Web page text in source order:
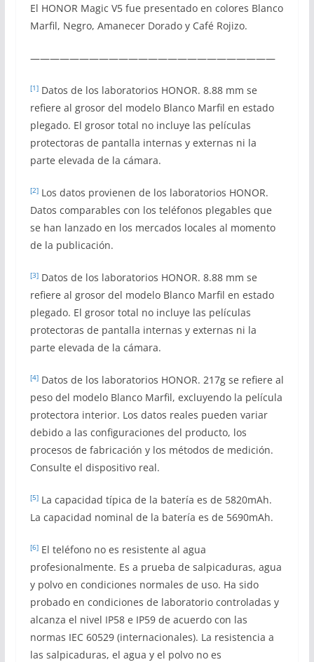
El HONOR Magic V5 fue presentado en colores Blanco
Marfil, Negro, Amanecer Dorado y Café Rojizo.
—————————————————————————
[1]Datos de los laboratorios HONOR. 8.88 mm se
refiere al grosor del modelo Blanco Marfil en estado
plegado. El grosor total no incluye las películas
protectoras de pantalla internas y externas ni la
parte elevada de la cámara.
[2]Los datos provienen de los laboratorios HONOR.
Datos comparables con los teléfonos plegables que
se han lanzado en los mercados locales al momento
de la publicación.
[3]Datos de los laboratorios HONOR. 8.88 mm se
refiere al grosor del modelo Blanco Marfil en estado
plegado. El grosor total no incluye las películas
protectoras de pantalla internas y externas ni la
parte elevada de la cámara.
[4]Datos de los laboratorios HONOR. 217g se refiere al
peso del modelo Blanco Marfil, excluyendo la película
protectora interior. Los datos reales pueden variar
debido a las configuraciones del producto, los
procesos de fabricación y los métodos de medición.
Consulte el dispositivo real.
[5]La capacidad típica de la batería es de 5820mAh.
La capacidad nominal de la batería es de 5690mAh.
[6]El teléfono no es resistente al agua
profesionalmente. Es a prueba de salpicaduras, agua
y polvo en condiciones normales de uso. Ha sido
probado en condiciones de laboratorio controladas y
alcanza el nivel IP58 e IP59 de acuerdo con las
normas IEC 60529 (internacionales). La resistencia a
las salpicaduras, el agua y el polvo no es